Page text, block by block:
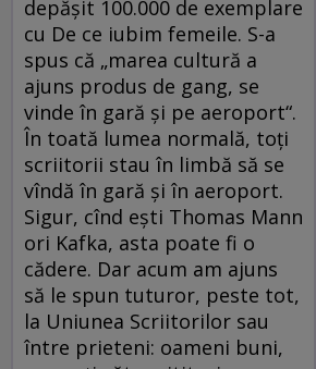
depășit 100.000 de exemplare
cu De ce iubim femeile. S-a
spus că „marea cultură a
ajuns produs de gang, se
vinde în gară și pe aeroport“.
În toată lumea normală, toți
scriitorii stau în limbă să se
vîndă în gară și în aeroport.
Sigur, cînd ești Thomas Mann
ori Kafka, asta poate fi o
cădere. Dar acum am ajuns
să le spun tuturor, peste tot,
la Uniunea Scriitorilor sau
între prieteni: oameni buni,